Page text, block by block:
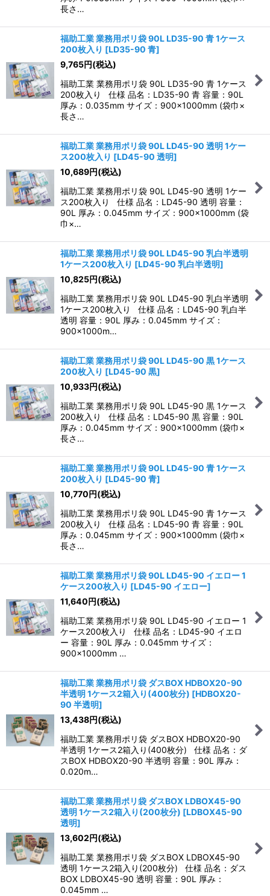
長さ…
福助工業 業務用ポリ袋 90L LD35-90 青 1ケース
200枚入り [LD35-90 青]
9,765円(税込)
福助工業 業務用ポリ袋 90L LD35-90 青 1ケース
200枚入り 仕様 品名：LD35-90 青 容量：90L
厚み：0.035mm サイズ：900×1000mm (袋巾×
長さ…
福助工業 業務用ポリ袋 90L LD45-90 透明 1ケー
ス200枚入り [LD45-90 透明]
10,689円(税込)
福助工業 業務用ポリ袋 90L LD45-90 透明 1ケー
ス200枚入り 仕様 品名：LD45-90 透明 容量：
90L 厚み：0.045mm サイズ：900×1000mm (袋
巾×…
福助工業 業務用ポリ袋 90L LD45-90 乳白半透明
1ケース200枚入り [LD45-90 乳白半透明]
10,825円(税込)
福助工業 業務用ポリ袋 90L LD45-90 乳白半透明
1ケース200枚入り 仕様 品名：LD45-90 乳白半
透明 容量：90L 厚み：0.045mm サイズ：
900×1000m…
福助工業 業務用ポリ袋 90L LD45-90 黒 1ケース
200枚入り [LD45-90 黒]
10,933円(税込)
福助工業 業務用ポリ袋 90L LD45-90 黒 1ケース
200枚入り 仕様 品名：LD45-90 黒 容量：90L
厚み：0.045mm サイズ：900×1000mm (袋巾×
長さ…
福助工業 業務用ポリ袋 90L LD45-90 青 1ケース
200枚入り [LD45-90 青]
10,770円(税込)
福助工業 業務用ポリ袋 90L LD45-90 青 1ケース
200枚入り 仕様 品名：LD45-90 青 容量：90L
厚み：0.045mm サイズ：900×1000mm (袋巾×
長さ…
福助工業 業務用ポリ袋 90L LD45-90 イエロー 1
ケース200枚入り [LD45-90 イエロー]
11,640円(税込)
福助工業 業務用ポリ袋 90L LD45-90 イエロー 1
ケース200枚入り 仕様 品名：LD45-90 イエロ
ー 容量：90L 厚み：0.045mm サイズ：
900×1000mm …
福助工業 業務用ポリ袋 ダスBOX HDBOX20-90
半透明 1ケース2箱入り(400枚分) [HDBOX20-
90 半透明]
13,438円(税込)
福助工業 業務用ポリ袋 ダスBOX HDBOX20-90
半透明 1ケース2箱入り(400枚分) 仕様 品名：ダ
スBOX HDBOX20-90 半透明 容量：90L 厚み：
0.020m…
福助工業 業務用ポリ袋 ダスBOX LDBOX45-90
透明 1ケース2箱入り(200枚分) [LDBOX45-90
透明]
13,602円(税込)
福助工業 業務用ポリ袋 ダスBOX LDBOX45-90
透明 1ケース2箱入り(200枚分) 仕様 品名：ダス
BOX LDBOX45-90 透明 容量：90L 厚み：
0.045mm …